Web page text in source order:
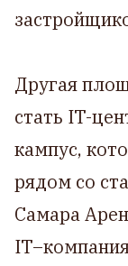
Другая
стать IT-
кампус,
рядом со
Самара